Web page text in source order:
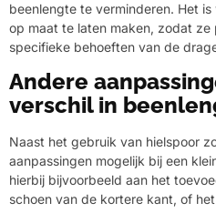
beenlengte te verminderen. Het
op maat te laten maken, zodat
specifieke behoeften van de
Andere
verschil in
Naast het gebruik van hielspoor
aanpassingen mogelijk bij een
hierbij bijvoorbeeld aan het
schoen van de kortere kant, of